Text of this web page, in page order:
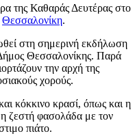
της Καθαράς Δευτέρας στο
Θεσσαλονίκη.
στη σημερινή εκδήλωση
Θεσσαλονίκης. Παρά
την αρχή της
χορούς.
κόκκινο κρασί, όπως και η
ζεστή φασολάδα με τον
πιάτο.